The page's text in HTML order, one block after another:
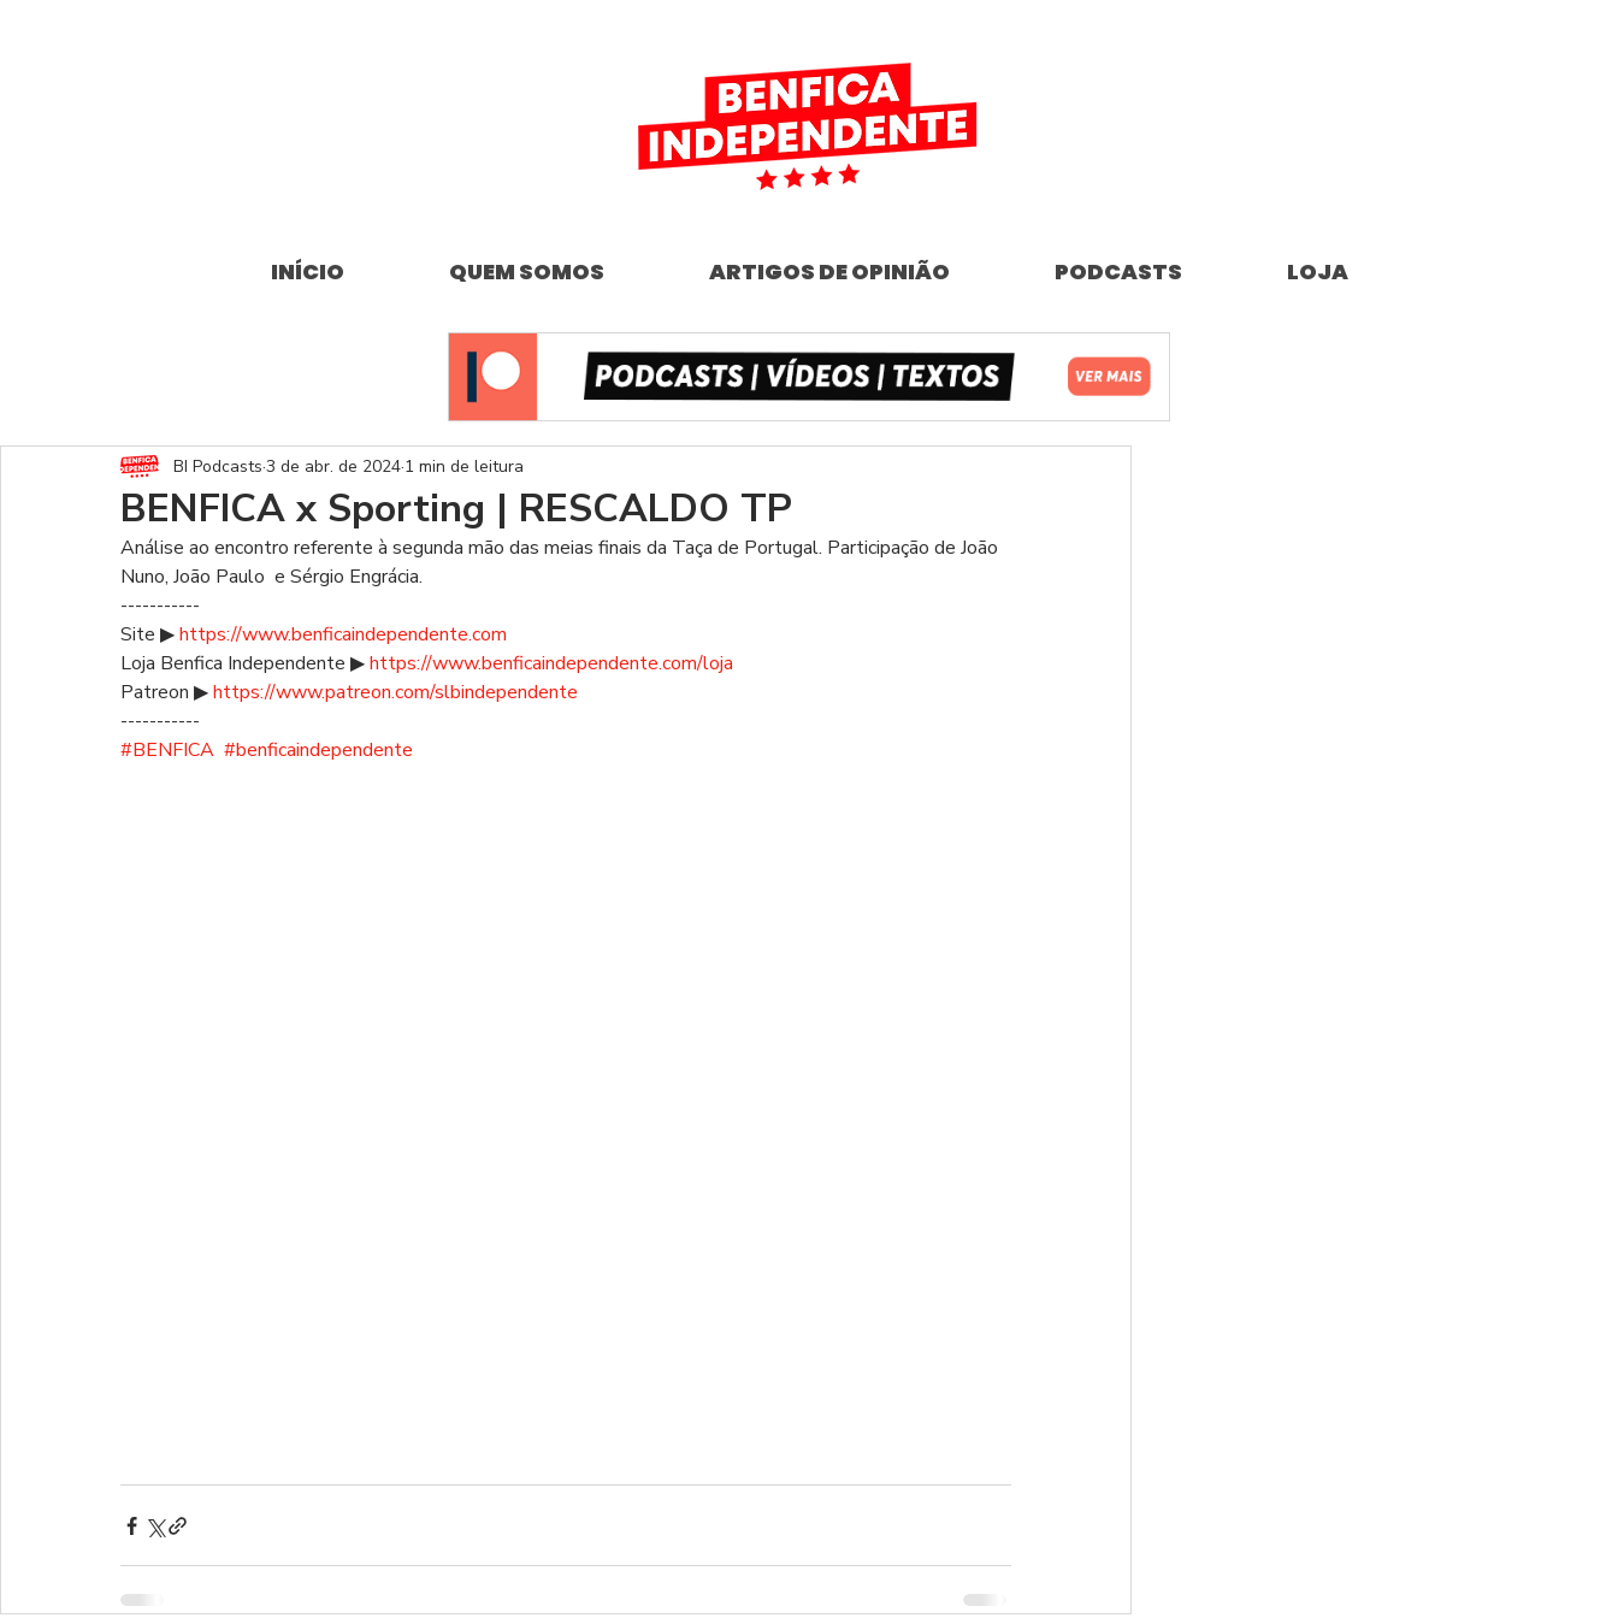
INÍCIO QUEM SOMOS ARTIGOS DE OPINIÃO PODCASTS LOJA
BENFICA x Sporting | RESCALDO TP
BI Podcasts 3 de abr. de 2024 1 min de leitura
Análise ao encontro referente à segunda mão das meias finais da Taça de Portugal. Participação de João
Nuno, João Paulo  e Sérgio Engrácia.
-----------
Site ▶ https://www.benficaindependente.com
Loja Benfica Independente ▶ https://www.benficaindependente.com/loja
Patreon ▶ https://www.patreon.com/slbindependente
-----------
#BENFICA #benficaindependente